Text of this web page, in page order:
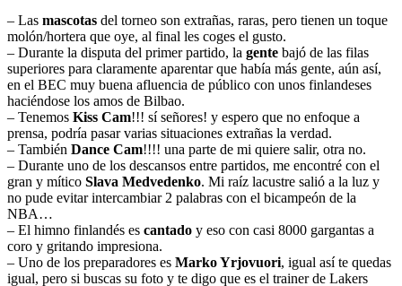
– Las mascotas del torneo son extrañas, raras, pero tienen un toque
molón/hortera que oye, al final les coges el gusto.
– Durante la disputa del primer partido, la gente bajó de las filas
superiores para claramente aparentar que había más gente, aún así,
en el BEC muy buena afluencia de público con unos finlandeses
haciéndose los amos de Bilbao.
– Tenemos Kiss Cam!!! sí señores! y espero que no enfoque a
prensa, podría pasar varias situaciones extrañas la verdad.
– También Dance Cam!!!! una parte de mi quiere salir, otra no.
– Durante uno de los descansos entre partidos, me encontré con el
gran y mítico Slava Medvedenko. Mi raíz lacustre salió a la luz y
no pude evitar intercambiar 2 palabras con el bicampeón de la
NBA…
– El himno finlandés es cantado y eso con casi 8000 gargantas a
coro y gritando impresiona.
– Uno de los preparadores es Marko Yrjovuori, igual así te quedas
igual, pero si buscas su foto y te digo que es el trainer de Lakers